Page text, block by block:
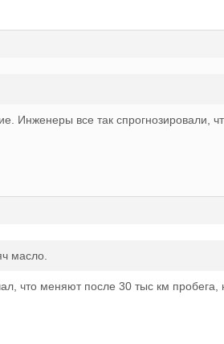
Инженеры все так спрогнозировали,
масло.
что меняют после 30 тыс км пробега,